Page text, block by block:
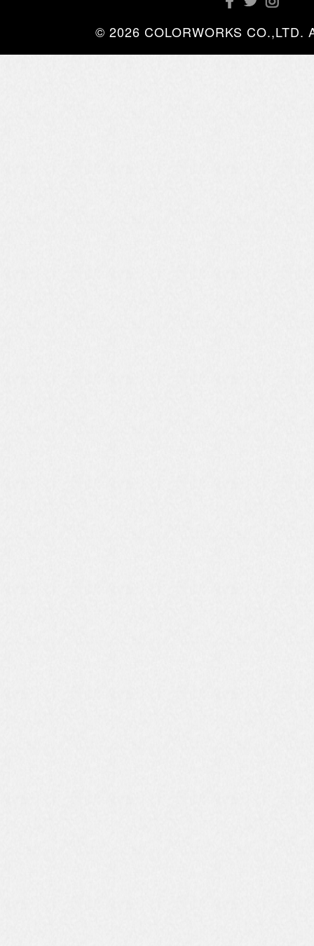
© 2026 COLORWORKS CO.,LTD.